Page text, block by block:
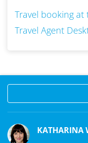
Travel booking at
Travel Agent
KATHARINA